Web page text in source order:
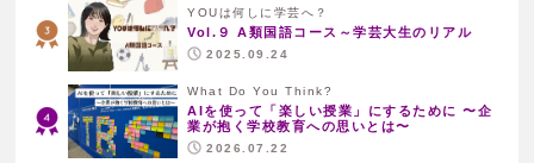
YOUは何しに学芸へ？
Vol.９ A類国語コース～学芸大生のリアル
2025.09.24
What Do You Think?
AIを使って「楽しい授業」にするために 〜企
業が抱く学校教育への思いとは〜
2026.07.22